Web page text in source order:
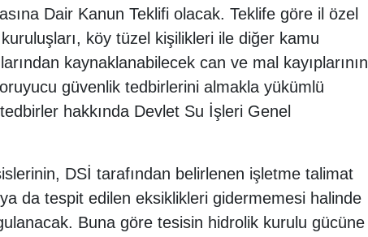
Dair Kanun Teklifi olacak. Teklife göre il özel
köy tüzel kişilikleri ile diğer kamu
kaynaklanabilecek can ve mal kayıplarının
güvenlik tedbirlerini almakla yükümlü
hakkında Devlet Su İşleri Genel
DSİ tarafından belirlenen işletme talimat
da tespit edilen eksiklikleri gidermemesi halinde
Buna göre tesisin hidrolik kurulu gücüne